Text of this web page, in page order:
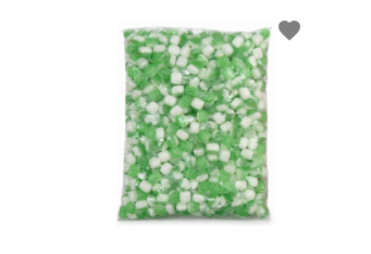
favorite